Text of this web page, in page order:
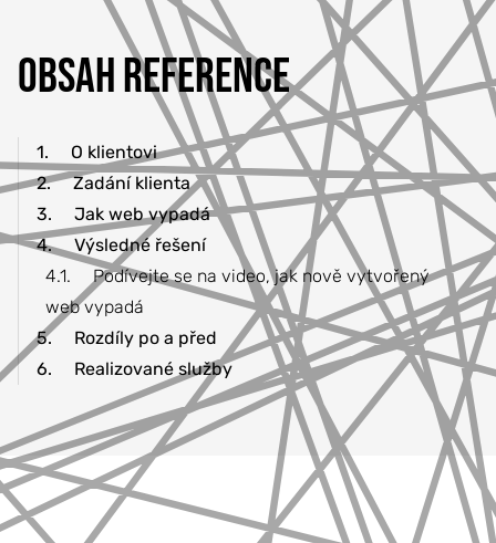
OBSAH REFERENCE
1.
O klientovi
2.
Zadání klienta
3.
Jak web vypadá
4.
Výsledné řešení
4.1.
Podívejte se na video, jak nově vytvořený
web vypadá
5.
Rozdíly po a před
6.
Realizované služby